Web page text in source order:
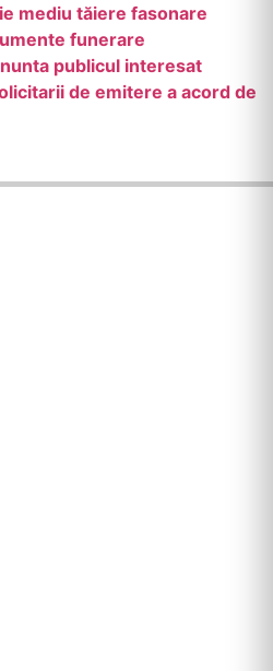
mediu tăiere fasonare
funerare
publicul interesat
de emitere a acord de